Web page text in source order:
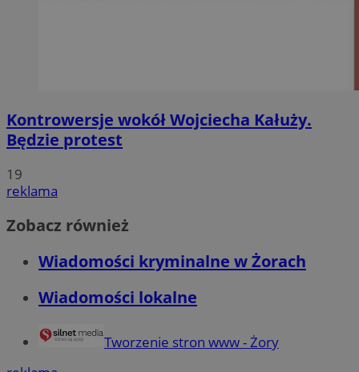
Kontrowersje wokół Wojciecha Kałuży.
Będzie protest
19
reklama
Zobacz również
Wiadomości kryminalne w Żorach
Wiadomości lokalne
Tworzenie stron www - Żory